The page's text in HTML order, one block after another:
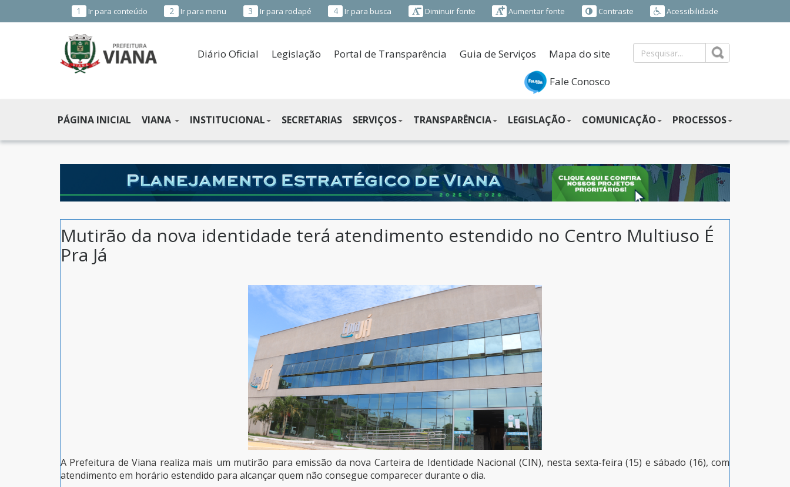
1 Ir para conteúdo 2 Ir para menu 3 Ir para rodapé 4 Ir para busca Diminuir fonte Aumentar fonte Contraste Acessibilidade
MUNICIPAL
DE
VIANA
ES
Diário Oficial Legislação Portal de Transparência Guia de Serviços Mapa do site
Fale Conosco
PÁGINA INICIAL VIANA INSTITUCIONAL SECRETARIAS SERVIÇOS TRANSPARÊNCIA LEGISLAÇÃO COMUNICAÇÃO PROCESSOS
Mutirão da nova identidade terá atendimento estendido no Centro Multiuso É
Pra Já
A Prefeitura de Viana realiza mais um mutirão para emissão da nova Carteira de Identidade Nacional (CIN), nesta sexta-feira (15) e sábado (16), com
atendimento em horário estendido para alcançar quem não consegue comparecer durante o dia.